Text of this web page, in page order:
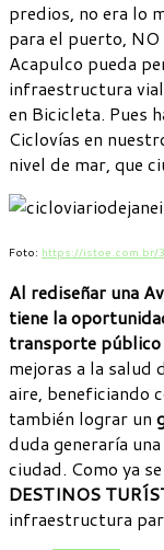
predios, no era lo
para el puerto,
Acapulco pueda
infraestructura vial
en Bicicleta. Pues
Ciclovías en
nivel de mar, que
Foto: https://istoe.com.br/
Al rediseñar una
tiene la
transporte público
mejoras a la salud
aire, beneficiando
también lograr un
duda generaría
ciudad. Como ya
DESTINOS
infraestructura